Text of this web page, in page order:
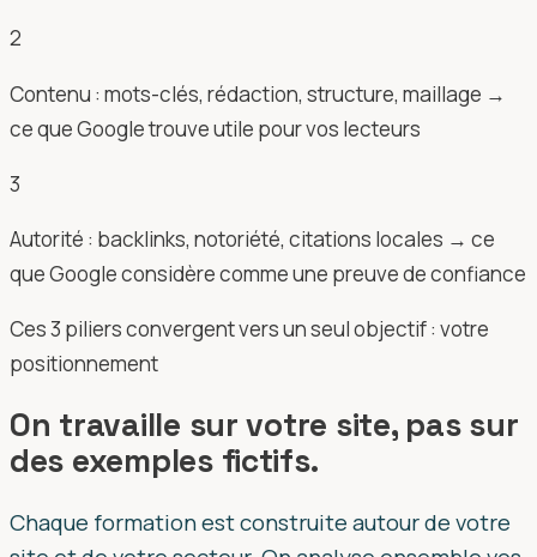
2
Contenu : mots-clés, rédaction, structure, maillage →
ce que Google trouve utile pour vos lecteurs
3
Autorité : backlinks, notoriété, citations locales → ce
que Google considère comme une preuve de confiance
Ces 3 piliers convergent vers un seul objectif : votre
positionnement
On travaille sur votre site, pas sur
des exemples fictifs.
Chaque formation est construite autour de votre